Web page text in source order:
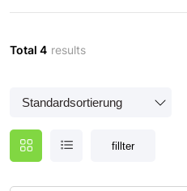
Total 4 results
fillter